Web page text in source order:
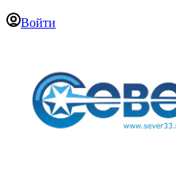
Войти